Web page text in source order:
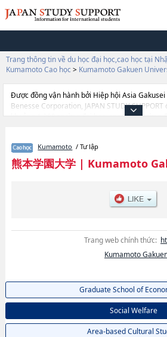
Trang thông tin về du học đại học,cao học tại
Kumamoto Cao học > Kumamoto Gakuen
Được đồng vận hành bởi Hiệp hội Asia
Benesse Corporation, JAPAN STUDY
khoảng 1.300 trường đại học, cao học, trường
thông tin cần thiết dành cho du học sinh, như là
Economics and CommercehoặcSocial
StudieshoặcAccountancy, thông tin về từng
trang thiết bị, hướng dẫn địa điểm v.v...
Kumamoto / Tư lập
熊本学園大学| Kumamoto
Trang web chính thức:
Kumamoto
Graduate School of
Social Welfare
Area-based Cultural